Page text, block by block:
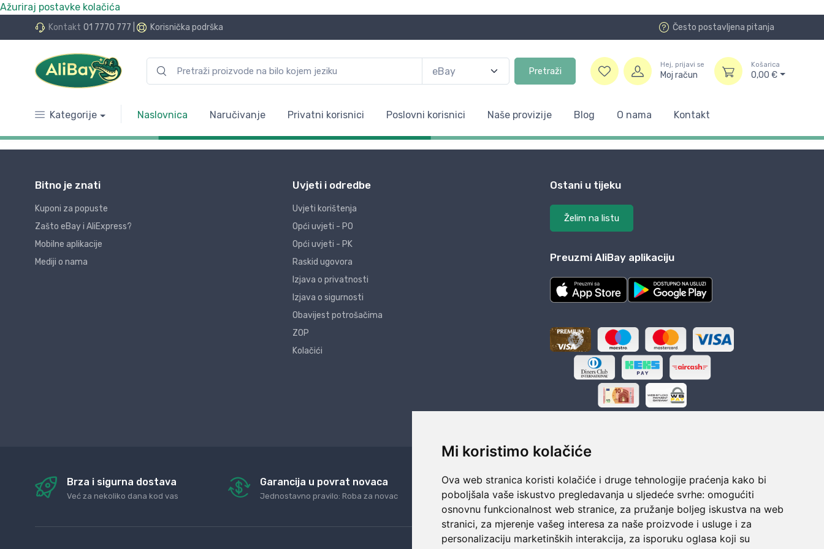
Mi koristimo kolačiće
Ova web stranica koristi kolačiće i druge tehnologije praćenja kako bi
poboljšala vaše iskustvo pregledavanja u sljedeće svrhe: omogućiti
osnovnu funkcionalnost web stranice, za pružanje boljeg iskustva na web
stranici, za mjerenje vašeg interesa za naše proizvode i usluge i za
personalizaciju marketinških interakcija, za isporuku oglasa koji su
Ažuriraj postavke kolačića
Kontakt 01 7770 777 Korisnička podrška Često postavljena pitanja
Pretraži
Hej, prijavi se
Moj račun
Košarica
0,00 €
Kategorije Naslovnica Naručivanje Privatni korisnici Poslovni korisnici Naše provizije Blog O nama Kontakt
Bitno je znati
Kuponi za popuste
Zašto eBay i AliExpress?
Mobilne aplikacije
Mediji o nama
Uvjeti i odredbe
Uvjeti korištenja
Opći uvjeti - PO
Opći uvjeti - PK
Raskid ugovora
Izjava o privatnosti
Izjava o sigurnosti
Obavijest potrošačima
ZOP
Kolačići
Ostani u tijeku
Želim na listu
Preuzmi AliBay aplikaciju
Brza i sigurna dostava
Već za nekoliko dana kod vas
Garancija u povrat novaca
Jednostavno pravilo: Roba za novac
24/7 odlična podrška
Naši agenti uvijek na raspolaganju
Sigurno obročno plaćanje
Do 24 rata bez kamata